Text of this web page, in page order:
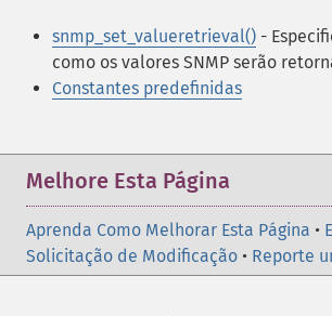
snmp_set_valueretrieval() -
como os valores SNMP serão
Constantes predefinidas
Melhore Esta Página
Aprenda Como Melhorar Esta Página •
Solicitação de Modificação • Reporte